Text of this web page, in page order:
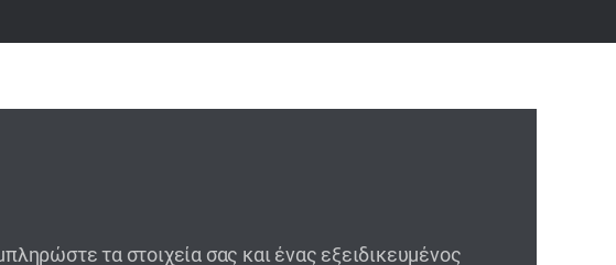
τα στοιχεία σας και ένας εξειδικευμένος